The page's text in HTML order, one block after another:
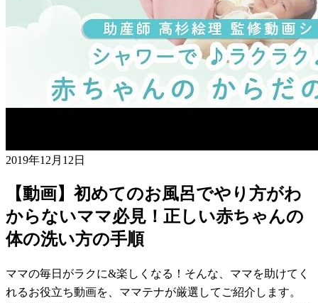
2019年12月12日
【動画】初めてのお風呂でやり方がわ
からないママ必見！正しい赤ちゃんの
体の洗い方の手順
ママの毎日がラクに&楽しくなる！そんな、ママを助けてく
れるお役立ち動画を、ママテナが厳選してご紹介します。